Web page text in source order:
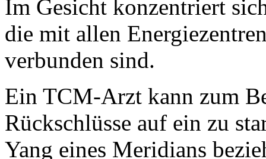
Im Gesicht konzentriert
die mit allen
verbunden sind.
Ein TCM-Arzt kann zum
Rückschlüsse auf ein zu
Yang eines Meridians